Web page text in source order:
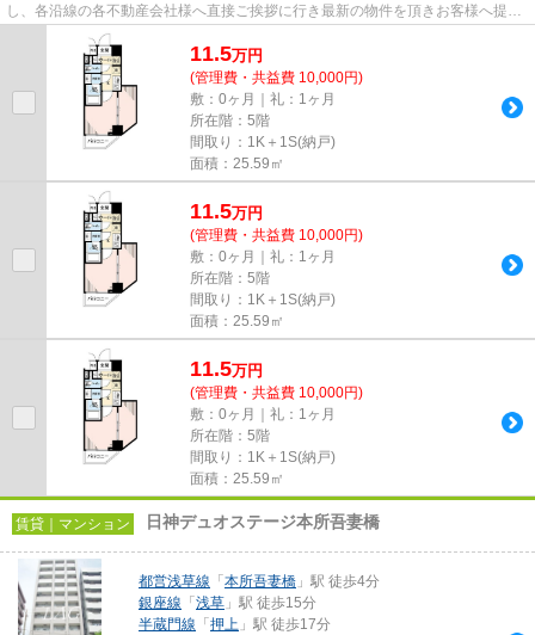
し、各沿線の各不動産会社様へ直接ご挨拶に行き最新の物件を頂きお客様へ提供
しております！最新の情報は...
11.5万円
(管理費・共益費 10,000円)
敷：0ヶ月｜礼：1ヶ月
所在階：5階
間取り：1K＋1S(納戸)
面積：25.59㎡
11.5万円
(管理費・共益費 10,000円)
敷：0ヶ月｜礼：1ヶ月
所在階：5階
間取り：1K＋1S(納戸)
面積：25.59㎡
11.5万円
(管理費・共益費 10,000円)
敷：0ヶ月｜礼：1ヶ月
所在階：5階
間取り：1K＋1S(納戸)
面積：25.59㎡
賃貸｜マンション 日神デュオステージ本所吾妻橋
都営浅草線 「 本所吾妻橋 」駅 徒歩4分
銀座線 「 浅草 」駅 徒歩15分
半蔵門線 「 押上 」駅 徒歩17分